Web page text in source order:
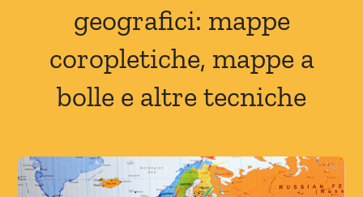
geografici: mappe
coropletiche, mappe a
bolle e altre tecniche